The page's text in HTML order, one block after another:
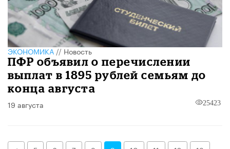
ЭКОНОМИКА//Новость
ПФР объявил о перечислении
выплат в 1895 рублей семьям до
конца августа
19 августа 25423